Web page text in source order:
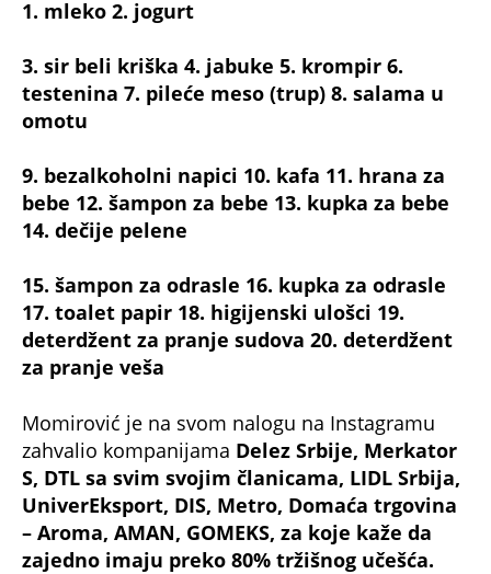
testenina 7. pileće meso (trup) 8. salama u
omotu
bebe 12. šampon za bebe 13. kupka za bebe
14. dečije pelene
17. toalet papir 18. higijenski ulošci 19.
deterdžent za pranje sudova 20. deterdžent
za pranje veša
zahvalio kompanijamaDelez Srbije, Merkator
S, DTL sa svim svojim članicama, LIDL Srbija,
UniverEksport, DIS, Metro, Domaća trgovina
– Aroma, AMAN, GOMEKS, za koje kaže da
zajedno imaju preko 80% tržišnog učešća.